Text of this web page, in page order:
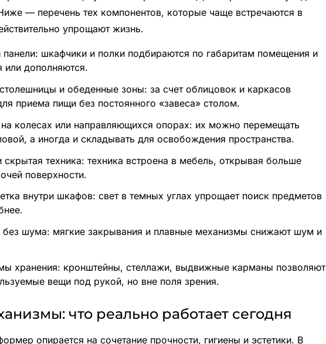
— перечень тех компонентов, которые чаще встречаются в
упрощают жизнь.
шкафчики и полки подбираются по габаритам помещения и
или дополняются.
и обеденные зоны: за счет облицовок и каркасов
приема пищи без постоянного «завеса» столом.
колесах или направляющихся опорах: их можно перемещать
а иногда и складывать для освобождения пространства.
техника: техника встроена в мебель, открывая больше
поверхности.
внутри шкафов: свет в темных углах упрощает поиск предметов
шума: мягкие закрывания и плавные механизмы снижают шум и
хранения: кронштейны, стеллажи, выдвижные карманы позволяют
вещи под рукой, но вне поля зрения.
что реально работает сегодня
опирается на сочетание прочности, гигиены и эстетики. В